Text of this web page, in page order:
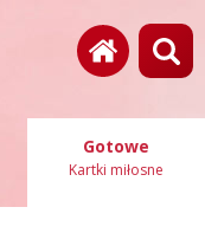
Gotowe
Kartki miłosne